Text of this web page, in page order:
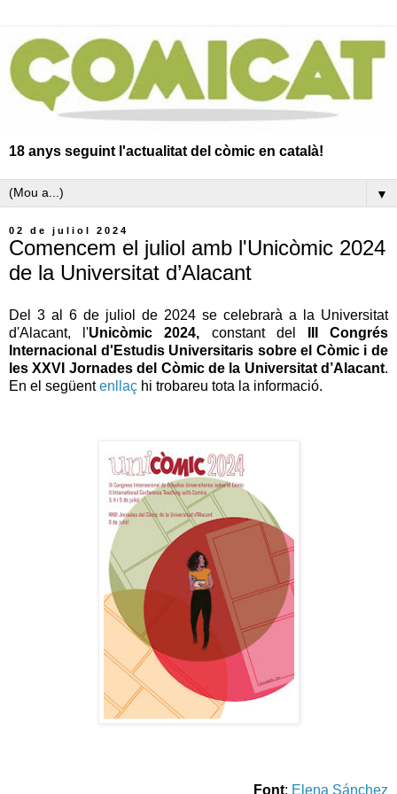
18 anys seguint l'actualitat del còmic en català!
▼
02 de juliol 2024
Comencem el juliol amb l'Unicòmic 2024
de la Universitat d’Alacant
Del 3 al 6 de juliol de 2024 se celebrarà a la Universitat
d'Alacant, l'Unicòmic 2024, constant del
III Congrés
Internacional d'Estudis Universitaris sobre el Còmic i de
les XXVI Jornades del Còmic de la Universitat d’Alacant.
En el següentenllaç hi trobareu tota la informació.
Font: Elena Sánchez